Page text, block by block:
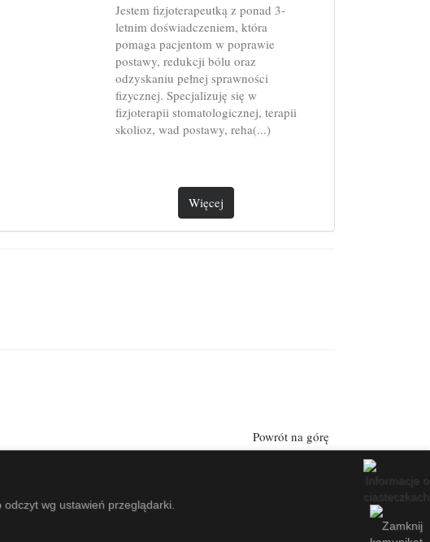
Jestem fizjoterapeutką z ponad 3-
letnim doświadczeniem, która
pomaga pacjentom w poprawie
postawy, redukcji bólu oraz
odzyskaniu pełnej sprawności
fizycznej. Specjalizuję się w
fizjoterapii stomatologicznej, terapii
skolioz, wad postawy, reha(...)
Więcej
Powrót na górę
wg ustawień przeglądarki.